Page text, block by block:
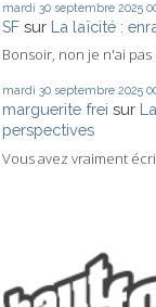
mardi 30 septembre 2025
SF sur La laïcité :
Bonsoir, non je n'ai
mardi 30 septembre 2025
marguerite frei sur
perspectives
Vous avez vraiment